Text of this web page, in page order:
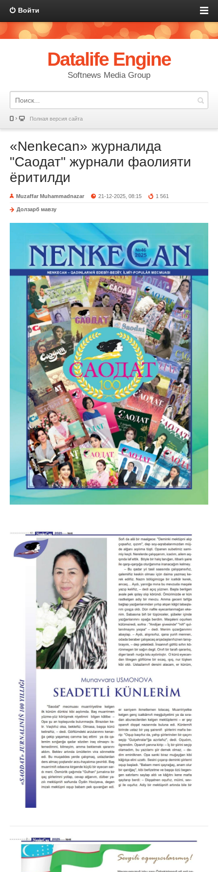
Войти
Datalife Engine
Softnews Media Group
Полная версия сайта
«Nenkecan» журналида
"Саодат" журнали фаолияти
ёритилди
Muzaffar Muhammadnazar 21-12-2025, 08:15 1 561
Долзарб мавзу